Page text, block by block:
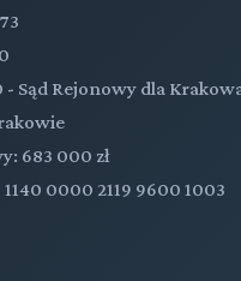
- Sąd Rejonowy dla
683 000 zł
0000 2119 9600 1003